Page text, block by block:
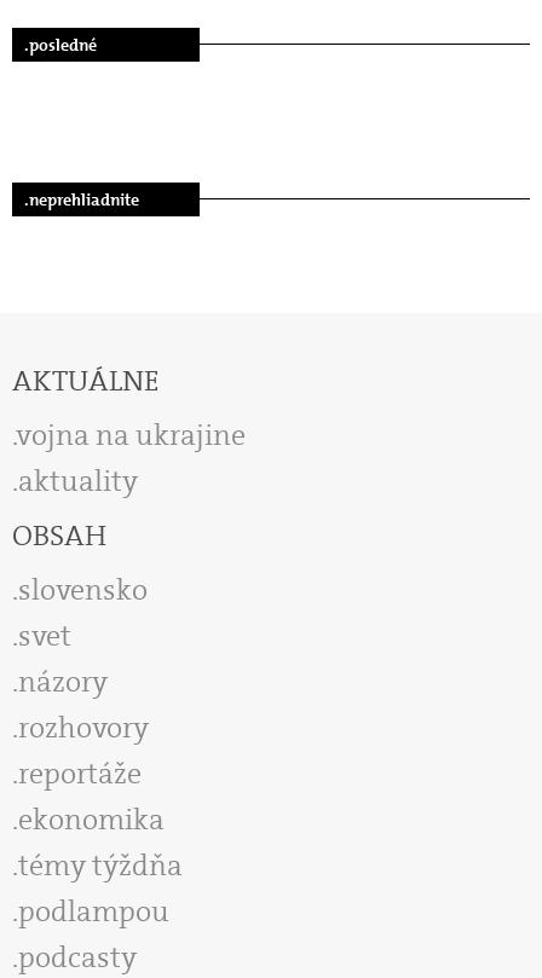
.posledné
.neprehliadnite
AKTUÁLNE
vojna na ukrajine
aktuality
OBSAH
slovensko
svet
názory
rozhovory
reportáže
ekonomika
témy týždňa
podlampou
podcasty